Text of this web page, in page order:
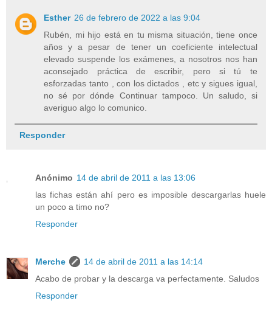
Esther 26 de febrero de 2022 a las 9:04
Rubén, mi hijo está en tu misma situación, tiene once
años y a pesar de tener un coeficiente intelectual
elevado suspende los exámenes, a nosotros nos han
aconsejado práctica de escribir, pero si tú te
esforzadas tanto , con los dictados , etc y sigues igual,
no sé por dónde Continuar tampoco. Un saludo, si
averiguo algo lo comunico.
Responder
Anónimo 14 de abril de 2011 a las 13:06
las fichas están ahí pero es imposible descargarlas huele
un poco a timo no?
Responder
Merche
14 de abril de 2011 a las 14:14
Acabo de probar y la descarga va perfectamente. Saludos
Responder